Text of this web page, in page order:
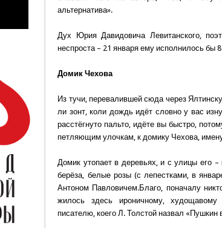
альтернатива».
Дух Юрия Давидовича Левитанского,
неспроста – 21 января ему исполнилось
Домик Чехова
Из тучи, перевалившей сюда через
ли зонт, коли дождь идёт словно у вас
расстёгнуто пальто, идёте вы быстро,
петляющим улочкам, к домику Чехова,
Домик утопает в деревьях, и с улицы его
берёза, белые розы (с лепестками, в
Антоном Павловичем.Благо, поначалу
жилось здесь ироничному,
писателю, коего Л. Толстой назвал «Пушкин